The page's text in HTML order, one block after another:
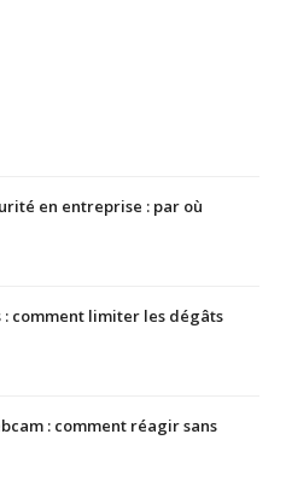
en entreprise : par où
: comment limiter les dégâts
: comment réagir sans